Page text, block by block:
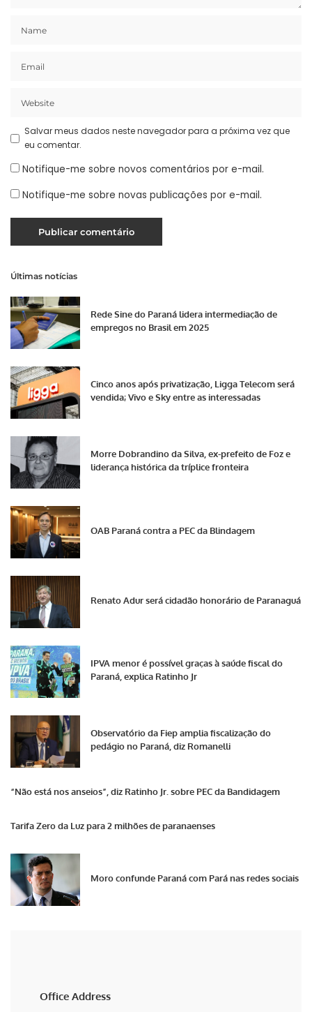
Salvar meus dados neste navegador para a próxima vez que
eu comentar.
Notifique-me sobre novos comentários por e-mail.
Notifique-me sobre novas publicações por e-mail.
Últimas notícias
Rede Sine do Paraná lidera intermediação de
empregos no Brasil em 2025
Cinco anos após privatização, Ligga Telecom será
vendida; Vivo e Sky entre as interessadas
Morre Dobrandino da Silva, ex-prefeito de Foz e
liderança histórica da tríplice fronteira
OAB Paraná contra a PEC da Blindagem
Renato Adur será cidadão honorário de Paranaguá
IPVA menor é possível graças à saúde fiscal do
Paraná, explica Ratinho Jr
Observatório da Fiep amplia fiscalização do
pedágio no Paraná, diz Romanelli
“Não está nos anseios”, diz Ratinho Jr. sobre PEC da Bandidagem
Tarifa Zero da Luz para 2 milhões de paranaenses
Moro confunde Paraná com Pará nas redes sociais
Office Address